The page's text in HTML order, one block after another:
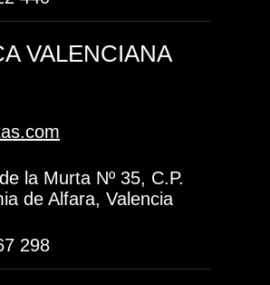
VALENCIANA
la Murta Nº 35, C.P.
de Alfara, Valencia
298